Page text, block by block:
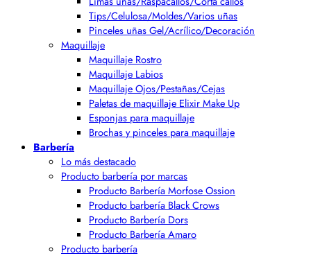
Tips/Celulosa/Moldes/Varios uñas
Pinceles uñas Gel/Acrílico/Decoración
Maquillaje
Maquillaje Rostro
Maquillaje Labios
Maquillaje Ojos/Pestañas/Cejas
Paletas de maquillaje Elixir Make Up
Esponjas para maquillaje
Brochas y pinceles para maquillaje
Barbería
Lo más destacado
Producto barbería por marcas
Producto Barbería Morfose Ossion
Producto barbería Black Crows
Producto Barbería Dors
Producto Barbería Amaro
Producto barbería